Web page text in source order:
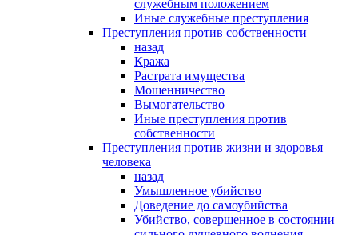
служебным положением
Иные служебные преступления
Преступления против собственности
назад
Кража
Растрата имущества
Мошенничество
Вымогательство
Иные преступления против
собственности
Преступления против жизни и здоровья
человека
назад
Умышленное убийство
Доведение до самоубийства
Убийство, совершенное в состоянии